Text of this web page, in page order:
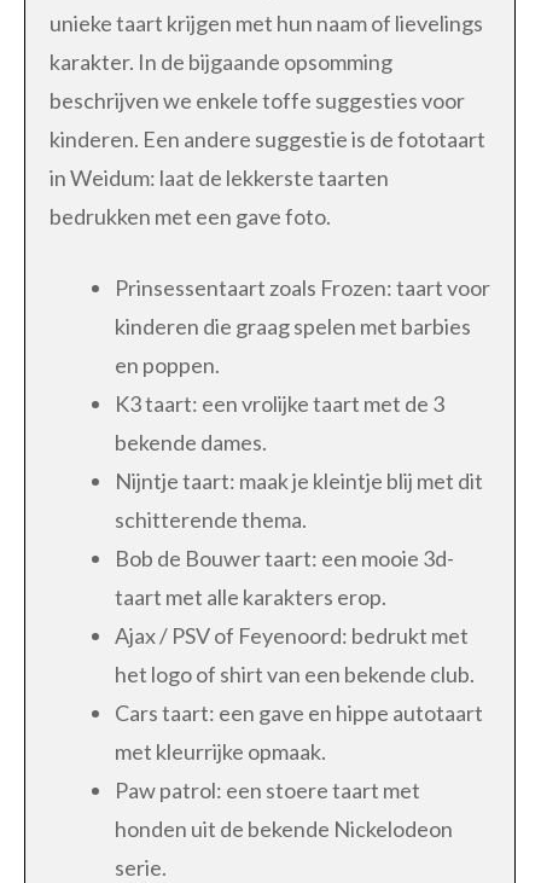
unieke taart krijgen met hun naam of lievelings
karakter. In de bijgaande opsomming
beschrijven we enkele toffe suggesties voor
kinderen. Een andere suggestie is de fototaart
in Weidum: laat de lekkerste taarten
bedrukken met een gave foto.
Prinsessentaart zoals Frozen: taart voor
kinderen die graag spelen met barbies
en poppen.
K3 taart: een vrolijke taart met de 3
bekende dames.
Nijntje taart: maak je kleintje blij met dit
schitterende thema.
Bob de Bouwer taart: een mooie 3d-
taart met alle karakters erop.
Ajax / PSV of Feyenoord: bedrukt met
het logo of shirt van een bekende club.
Cars taart: een gave en hippe autotaart
met kleurrijke opmaak.
Paw patrol: een stoere taart met
honden uit de bekende Nickelodeon
serie.